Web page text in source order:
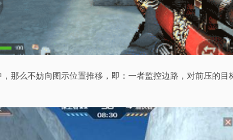
那么不妨向图示位置推移，即：一者监控边路，对前压的